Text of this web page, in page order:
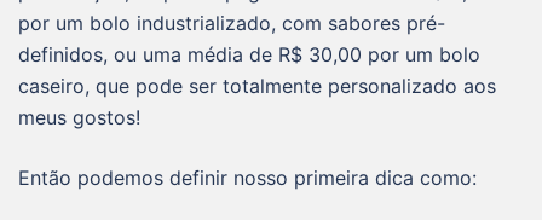
por um bolo industrializado, com sabores pré-
definidos, ou uma média de R$ 30,00 por um bolo
caseiro, que pode ser totalmente personalizado aos
meus gostos!
Então podemos definir nosso primeira dica como: